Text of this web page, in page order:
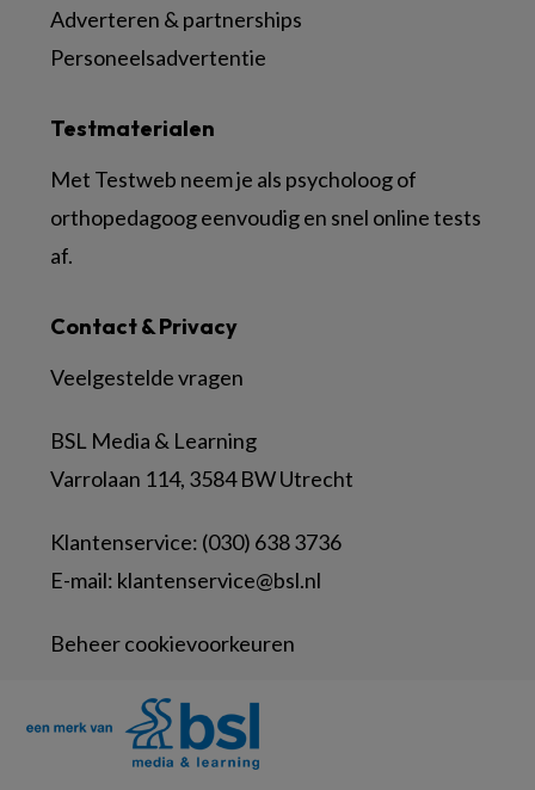
Contact & Privacy
Veelgestelde vragen
BSL Media & Learning
Varrolaan 114, 3584 BW Utrecht
Klantenservice: (030) 638 3736
E-mail: klantenservice@bsl.nl
Beheer cookievoorkeuren
Testmaterialen
Met Testweb neem je als psycholoog of
orthopedagoog eenvoudig en snel online tests
af.
Adverteren & partnerships
Personeelsadvertentie